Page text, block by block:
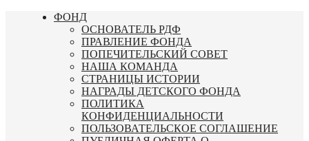
Перейти
ФОНД
ОСНОВАТЕЛЬ РДФ
ПРАВЛЕНИЕ ФОНДА
ПОПЕЧИТЕЛЬСКИЙ СОВЕТ
НАША КОМАНДА
СТРАНИЦЫ ИСТОРИИ
НАГРАДЫ ДЕТСКОГО ФОНДА
ПОЛИТИКА
КОНФИДЕНЦИАЛЬНОСТИ
ПОЛЬЗОВАТЕЛЬСКОЕ СОГЛАШЕНИЕ